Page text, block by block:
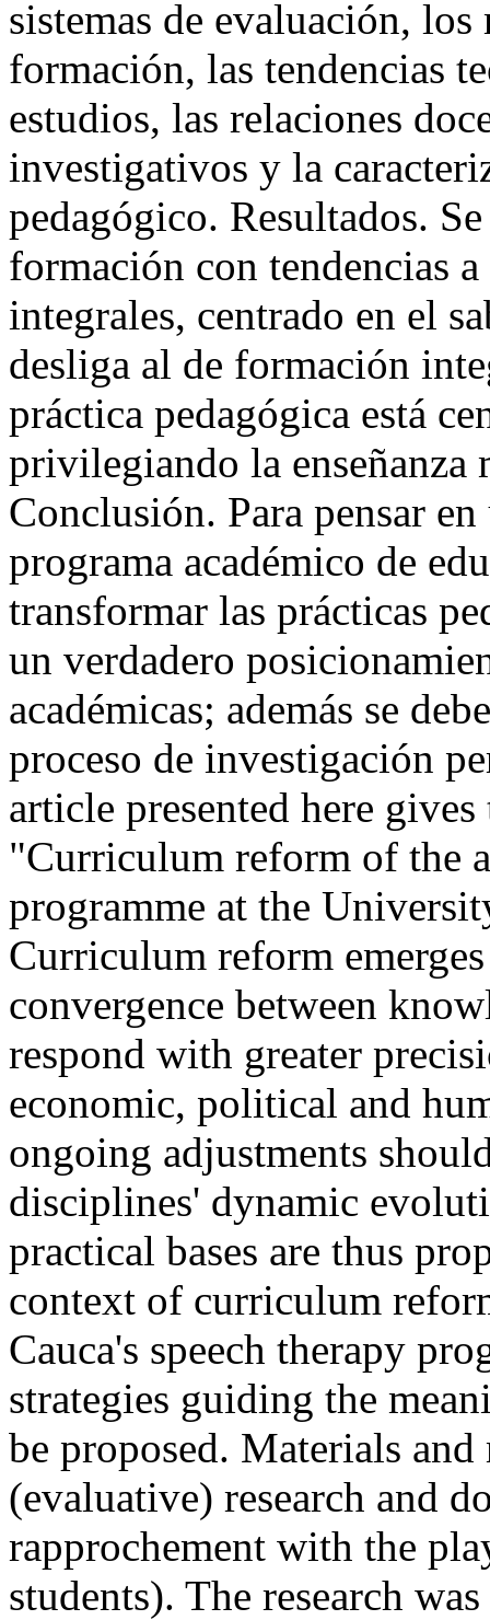
sistemas de evaluación,
formación, las tendencias
estudios, las relaciones
investigativos y la
pedagógico. Resultados.
formación con tendencias
integrales, centrado en el
desliga al de formación
práctica pedagógica está
privilegiando la enseñanza
Conclusión. Para pensar
programa académico de
transformar las prácticas
un verdadero
académicas; además se
proceso de investigación
article presented here
"Curriculum reform of the
programme at the
Curriculum reform
convergence between
respond with greater
economic, political and
ongoing adjustments
disciplines' dynamic
practical bases are thus
context of curriculum
Cauca's speech therapy
strategies guiding the
be proposed. Materials
(evaluative) research and
rapprochement with the
students). The research